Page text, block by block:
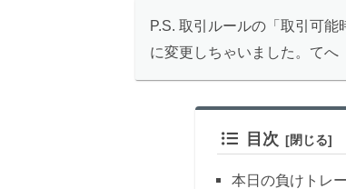
P.S. 取引ルールの「取引可能
に変更しちゃいました。てへ
目次
本日の負けトレ